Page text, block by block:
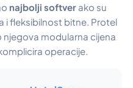
najbolji softver ako su
i fleksibilnost bitne. Protel
njegova modularna cijena
operacije.